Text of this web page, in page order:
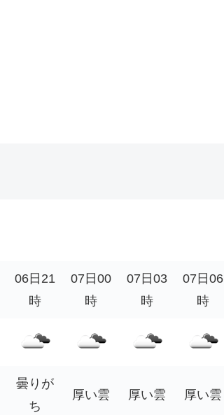
06日21
時
07日00
時
07日03
時
07日06
時
曇りが
ち
厚い雲 厚い雲 厚い雲